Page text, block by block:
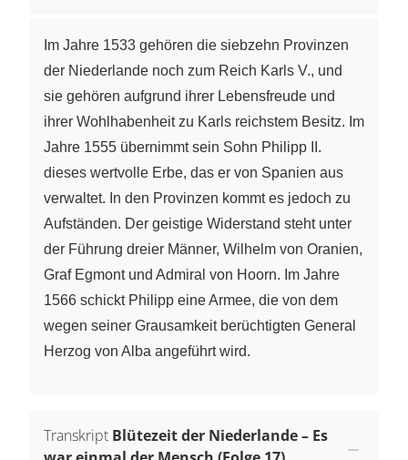
Im Jahre 1533 gehören die siebzehn Provinzen
der Niederlande noch zum Reich Karls V., und
sie gehören aufgrund ihrer Lebensfreude und
ihrer Wohlhabenheit zu Karls reichstem Besitz. Im
Jahre 1555 übernimmt sein Sohn Philipp II.
dieses wertvolle Erbe, das er von Spanien aus
verwaltet. In den Provinzen kommt es jedoch zu
Aufständen. Der geistige Widerstand steht unter
der Führung dreier Männer, Wilhelm von Oranien,
Graf Egmont und Admiral von Hoorn. Im Jahre
1566 schickt Philipp eine Armee, die von dem
wegen seiner Grausamkeit berüchtigten General
Herzog von Alba angeführt wird.
Transkript Blütezeit der Niederlande – Es